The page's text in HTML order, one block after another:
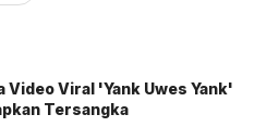
Video Viral 'Yank Uwes Yank'
Tersangka